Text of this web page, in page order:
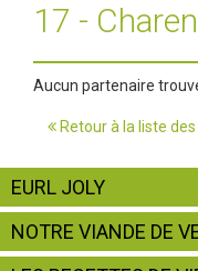
17 -
Aucun partenaire
Retour à la liste
EURL JOLY
NOTRE VIANDE DE